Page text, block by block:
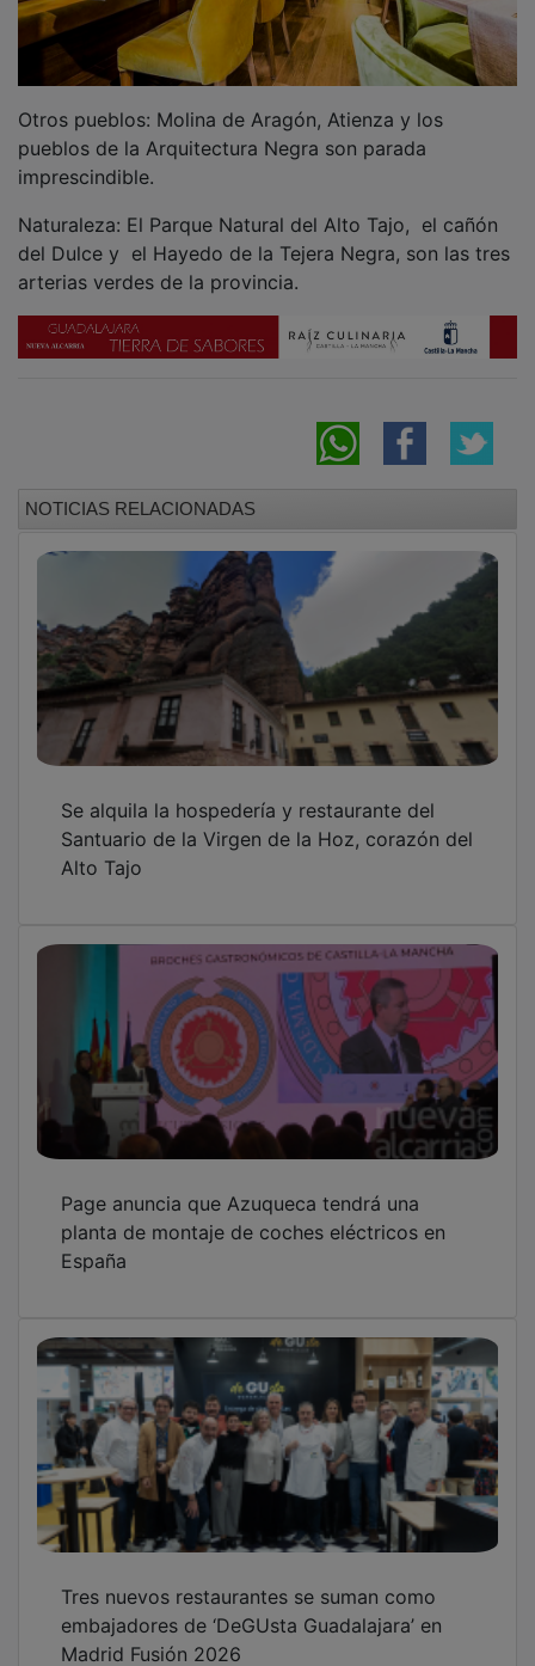
Otros pueblos: Molina de Aragón, Atienza y los
pueblos de la Arquitectura Negra son parada
imprescindible.
Naturaleza: El Parque Natural del Alto Tajo, el cañón
del Dulce y el Hayedo de la Tejera Negra, son las tres
arterias verdes de la provincia.
Se alquila la hospedería y restaurante del
Santuario de la Virgen de la Hoz, corazón del
Alto Tajo
Page anuncia que Azuqueca tendrá una
planta de montaje de coches eléctricos en
España
Tres nuevos restaurantes se suman como
embajadores de ‘DeGUsta Guadalajara’ en